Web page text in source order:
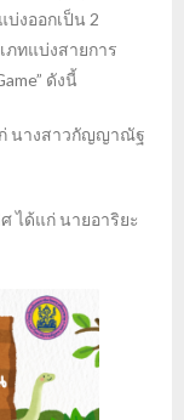
บ่งออกเป็น 2
ภทแบ่งสายการ
ดังนี้
นางสาวกัญญาณัฐ
ได้แก่ นายอาริยะ